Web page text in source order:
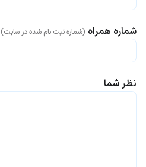
شماره همراه (شماره ثبت نام شده در سایت)
نظر شما